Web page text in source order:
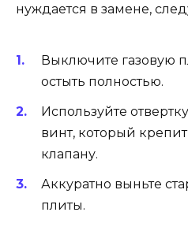
нуждается в замене,
Выключите газовую
остыть полностью.
Используйте
винт, который
клапану.
Аккуратно выньте
плиты.